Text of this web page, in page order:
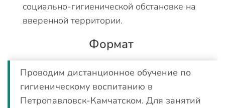
социально-гигиенической обстановке на
вверенной территории.
Формат
Проводим дистанционное обучение по
гигиеническому воспитанию в
Петропавловск-Камчатском. Для занятий